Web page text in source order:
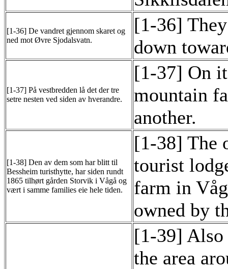
[1-36] De vandret gjennom skaret og
ned mot Øvre Sjodalsvatn.
[1-36]
down
[1-37] På vestbredden lå det der tre
setre nesten ved siden av hverandre.
[1-37] On
mountain
another.
[1-38] Den av dem som har blitt til
Bessheim turisthytte, har siden rundt
1865 tilhørt gården Storvik i Vågå og
vært i samme families eie hele tiden.
[1-38] The
tourist
farm in
owned by
[1-39]
the area